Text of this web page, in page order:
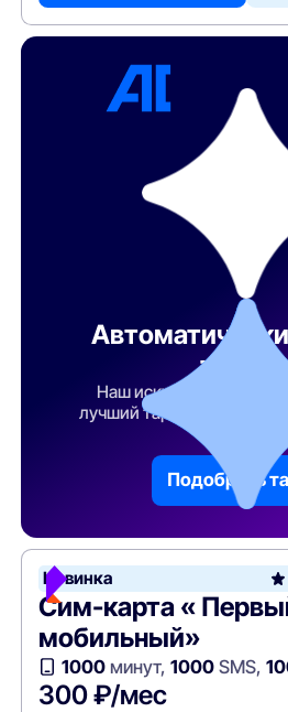
Наш искусственный
лучший тарифный план по
Подобрать
Новинка
Сим-карта «
мобильный»
1000минут, 1000SMS,
300 ₽/мес